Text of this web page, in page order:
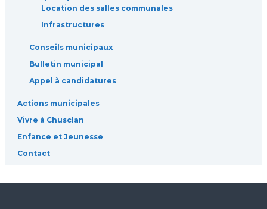
Location des salles communales
Infrastructures
Conseils municipaux
Bulletin municipal
Appel à candidatures
Actions municipales
Vivre à Chusclan
Enfance et Jeunesse
Contact